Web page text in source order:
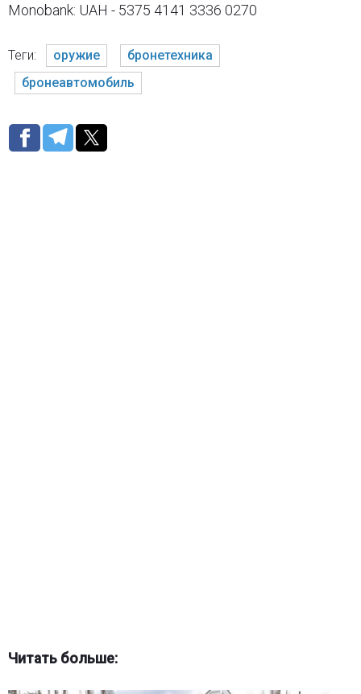
Monobank: UAH - 5375 4141 3336 0270
Теги: оружие
бронетехника
бронеавтомобиль
Читать больше: